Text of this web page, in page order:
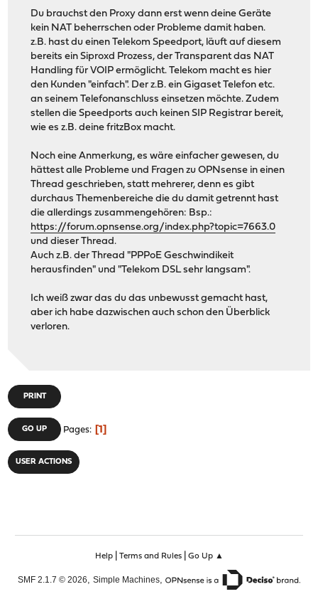
Du brauchst den Proxy dann erst wenn deine Geräte
kein NAT beherrschen oder Probleme damit haben.
z.B. hast du einen Telekom Speedport, läuft auf diesem
bereits ein Siproxd Prozess, der Transparent das NAT
Handling für VOIP ermöglicht. Telekom macht es hier
den Kunden "einfach". Der z.B. ein Gigaset Telefon etc.
an seinem Telefonanschluss einsetzen möchte. Zudem
stellen die Speedports auch keinen SIP Registrar bereit,
wie es z.B. deine fritzBox macht.
Noch eine Anmerkung, es wäre einfacher gewesen, du
hättest alle Probleme und Fragen zu OPNsense in einen
Thread geschrieben, statt mehrerer, denn es gibt
durchaus Themenbereiche die du damit getrennt hast
die allerdings zusammengehören: Bsp.:
https://forum.opnsense.org/index.php?topic=7663.0
und dieser Thread.
Auch z.B. der Thread "PPPoE Geschwindikeit
herausfinden" und "Telekom DSL sehr langsam".
Ich weiß zwar das du das unbewusst gemacht hast,
aber ich habe dazwischen auch schon den Überblick
verloren.
PRINT
GO UP Pages 1
USER ACTIONS
Help| Terms and Rules| Go Up ▲
SMF 2.1.7 © 2026, Simple Machines,